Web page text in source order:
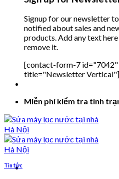
Signup for our newsletter
notified about sales and
products. Add any text
remove it.
[contact-form-7 id="7042"
title="Newsletter Vertical"]
Miễn phí kiểm tra tình
Tin tức